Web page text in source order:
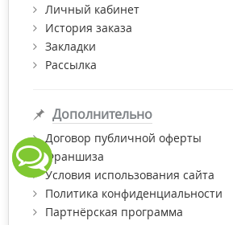
Личный кабинет
История заказа
Закладки
Рассылка
Дополнительно
Договор публичной оферты
Франшиза
Условия использования сайта
Политика конфиденциальности
Партнёрская программа